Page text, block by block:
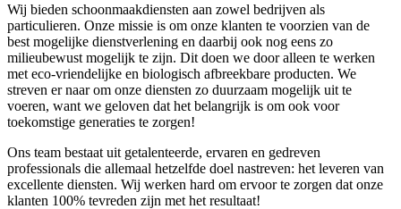
Wij bieden schoonmaakdiensten aan zowel bedrijven als
particulieren. Onze missie is om onze klanten te voorzien van de
best mogelijke dienstverlening en daarbij ook nog eens zo
milieubewust mogelijk te zijn. Dit doen we door alleen te werken
met eco-vriendelijke en biologisch afbreekbare producten. We
streven er naar om onze diensten zo duurzaam mogelijk uit te
voeren, want we geloven dat het belangrijk is om ook voor
toekomstige generaties te zorgen!
Ons team bestaat uit getalenteerde, ervaren en gedreven
professionals die allemaal hetzelfde doel nastreven: het leveren van
excellente diensten. Wij werken hard om ervoor te zorgen dat onze
klanten 100% tevreden zijn met het resultaat!